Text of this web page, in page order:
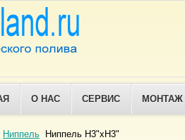
О НАС СЕРВИС МОНТАЖ
Ниппель Ниппель Н3"хН3"